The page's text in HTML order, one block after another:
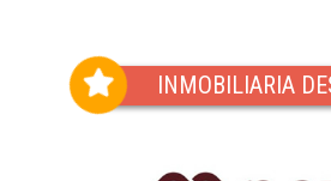
INMOBILIARIA